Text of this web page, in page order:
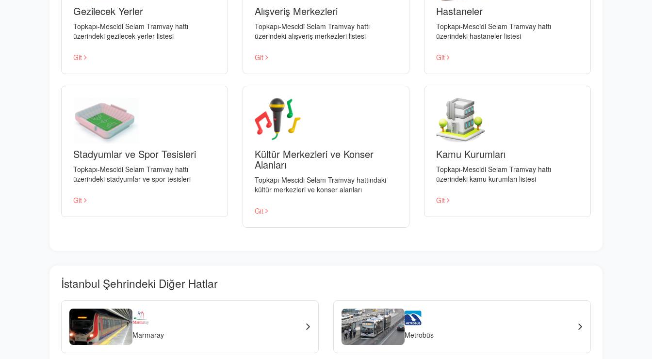
Gezilecek Yerler
Topkapı-Mescidi Selam Tramvay hattı
üzerindeki gezilecek yerler listesi
Git
Alışveriş Merkezleri
Topkapı-Mescidi Selam Tramvay hattı
üzerindeki alışveriş merkezleri listesi
Git
Hastaneler
Topkapı-Mescidi Selam Tramvay hattı
üzerindeki hastaneler listesi
Git
Stadyumlar ve Spor Tesisleri
Topkapı-Mescidi Selam Tramvay hattı
üzerindeki stadyumlar ve spor tesisleri
Git
Kültür Merkezleri ve Konser
Alanları
Topkapı-Mescidi Selam Tramvay hattındaki
kültür merkezleri ve konser alanları
Git
Kamu Kurumları
Topkapı-Mescidi Selam Tramvay hattı
üzerindeki kamu kurumları listesi
Git
İstanbul Şehrindeki Diğer Hatlar
Marmaray Metrobüs